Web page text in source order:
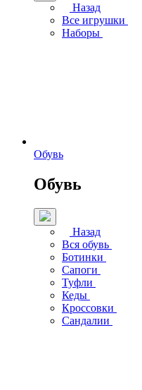
Назад
Все игрушки
Наборы
Обувь
Обувь
Назад
Вся обувь
Ботинки
Сапоги
Туфли
Кеды
Кроссовки
Сандалии